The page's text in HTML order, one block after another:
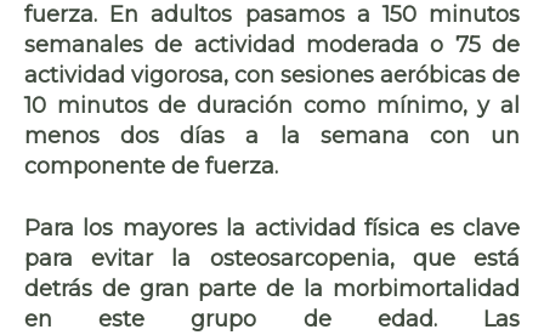
fuerza. En adultos pasamos a 150 minutos
semanales de actividad moderada o 75 de
actividad vigorosa, con sesiones aeróbicas de
10 minutos de duración como mínimo, y al
menos dos días a la semana con un
componente de fuerza.
Para los mayores la actividad física es clave
para evitar la osteosarcopenia, que está
detrás de gran parte de la morbimortalidad
en este grupo de edad. Las